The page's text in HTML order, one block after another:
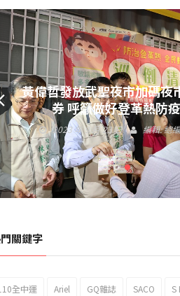
黃偉哲發放武聖夜市加碼夜
券 呼籲做好登革熱防疫
2023 年 9 月 23 日 編輯:總
關鍵字
全中運 Ariel GQ雜誌 SACO S